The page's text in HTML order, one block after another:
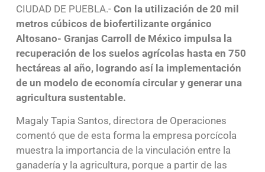
CIUDAD DE PUEBLA.- Con la utilización de 20 mil
metros cúbicos de biofertilizante orgánico
Altosano- Granjas Carroll de México impulsa la
recuperación de los suelos agrícolas hasta en 750
hectáreas al año, logrando así la implementación
de un modelo de economía circular y generar una
agricultura sustentable.
Magaly Tapia Santos, directora de Operaciones
comentó que de esta forma la empresa porcícola
muestra la importancia de la vinculación entre la
ganadería y la agricultura, porque a partir de las